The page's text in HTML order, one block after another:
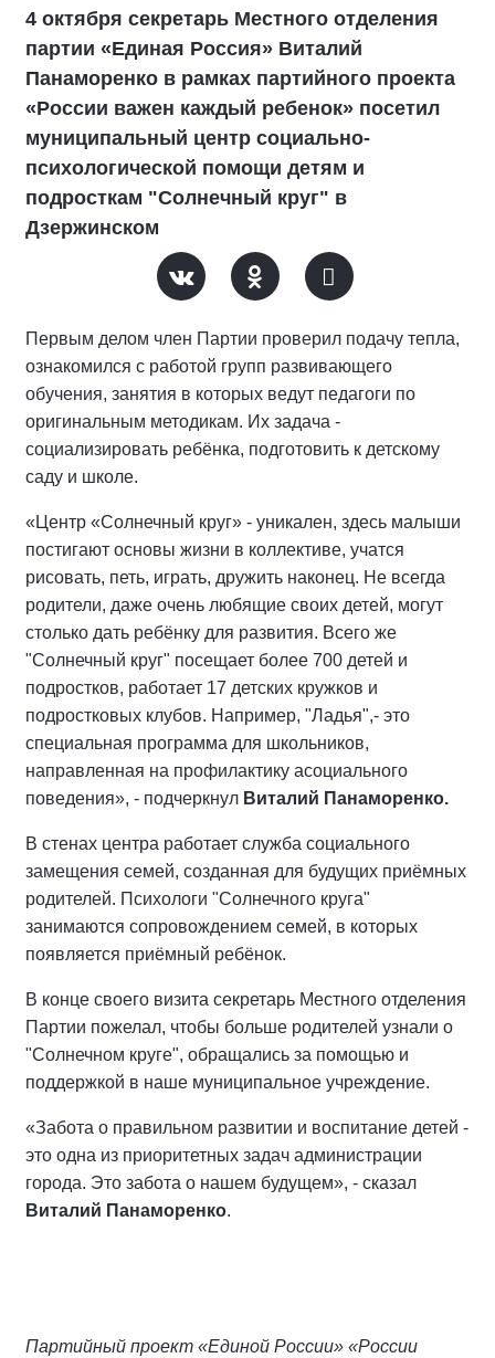
4 октября секретарь Местного отделения
партии «Единая Россия» Виталий
Панаморенко в рамках партийного проекта
«России важен каждый ребенок» посетил
муниципальный центр социально-
психологической помощи детям и
подросткам "Солнечный круг" в
Дзержинском
Первым делом член Партии проверил подачу тепла,
ознакомился с работой групп развивающего
обучения, занятия в которых ведут педагоги по
оригинальным методикам. Их задача -
социализировать ребёнка, подготовить к детскому
саду и школе.
«Центр «Солнечный круг» - уникален, здесь малыши
постигают основы жизни в коллективе, учатся
рисовать, петь, играть, дружить наконец. Не всегда
родители, даже очень любящие своих детей, могут
столько дать ребёнку для развития. Всего же
"Солнечный круг" посещает более 700 детей и
подростков, работает 17 детских кружков и
подростковых клубов. Например, "Ладья",- это
специальная программа для школьников,
направленная на профилактику асоциального
поведения», - подчеркнул Виталий Панаморенко.
В стенах центра работает служба социального
замещения семей, созданная для будущих приёмных
родителей. Психологи "Солнечного круга"
занимаются сопровождением семей, в которых
появляется приёмный ребёнок.
В конце своего визита секретарь Местного отделения
Партии пожелал, чтобы больше родителей узнали о
"Солнечном круге", обращались за помощью и
поддержкой в наше муниципальное учреждение.
«Забота о правильном развитии и воспитание детей -
это одна из приоритетных задач администрации
города. Это забота о нашем будущем», - сказал
Виталий Панаморенко.
Партийный проект «Единой России» «России